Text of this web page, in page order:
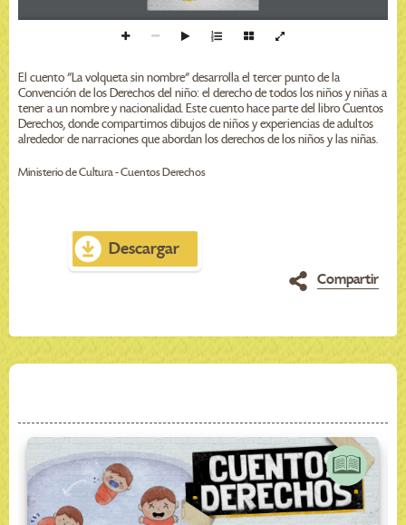
El cuento "La volqueta sin nombre" desarrolla el tercer punto de la
Convención de los Derechos del niño: el derecho de todos los niños y niñas a
tener a un nombre y nacionalidad. Este cuento hace parte del libro Cuentos
Derechos, donde compartimos dibujos de niños y experiencias de adultos
alrededor de narraciones que abordan los derechos de los niños y las niñas.
Ministerio de Cultura - Cuentos Derechos
Descargar
Compartir